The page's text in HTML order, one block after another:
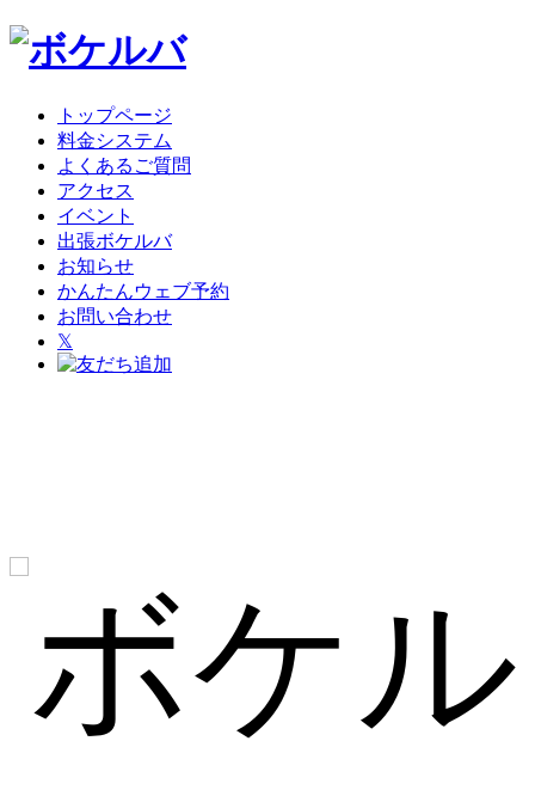
トップページ
料金システム
よくあるご質問
アクセス
イベント
出張ボケルバ
お知らせ
かんたんウェブ予約
お問い合わせ
𝕏